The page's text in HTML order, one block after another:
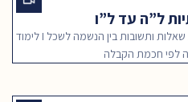
ספר "דעת תבונות" I הרמח"ל I דיאלוג שאלות ותשובות בין הנשמה לשכל I לימוד
לפי חכמת הקבלה